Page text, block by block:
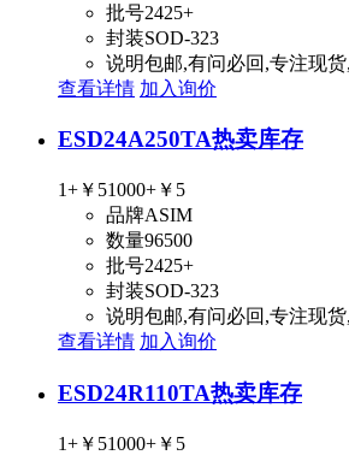
批号2425+
封装SOD-323
说明包邮,有问必回,专注现
查看详情 加入询价
ESD24A250TA热卖库存
1+ ￥51000+ ￥5
品牌ASIM
数量96500
批号2425+
封装SOD-323
说明包邮,有问必回,专注现
查看详情 加入询价
ESD24R110TA热卖库存
1+ ￥51000+ ￥5